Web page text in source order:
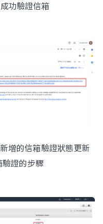
功驗證信箱
增的信箱驗證狀態更新
證的步驟